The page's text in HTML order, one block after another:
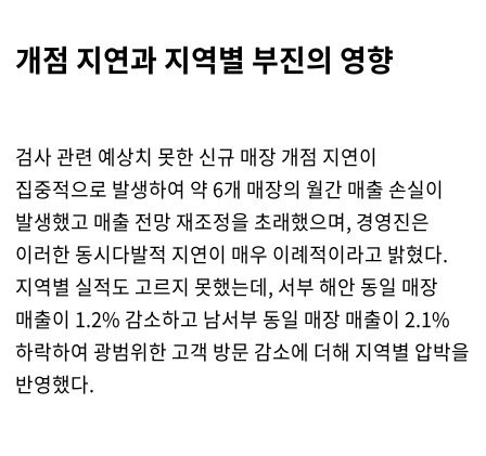
개점 지연과 지역별 부진의 영향
검사 관련 예상치 못한 신규 매장 개점 지연이
집중적으로 발생하여 약 6개 매장의 월간 매출 손실이
발생했고 매출 전망 재조정을 초래했으며, 경영진은
이러한 동시다발적 지연이 매우 이례적이라고 밝혔다.
지역별 실적도 고르지 못했는데, 서부 해안 동일 매장
매출이 1.2% 감소하고 남서부 동일 매장 매출이 2.1%
하락하여 광범위한 고객 방문 감소에 더해 지역별 압박을
반영했다.